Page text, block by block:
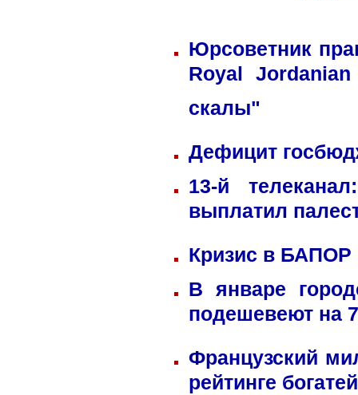
Юрсоветник
Royal
скалы"
Дефицит
13-й
выплатил
Кризис в БАПОР
В январе
подешевеют на
Французский